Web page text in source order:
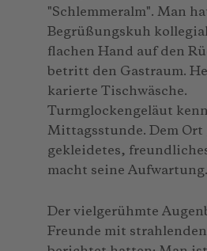
"Schlemmeralm". Man
Begrüßungskuh
flachen Hand auf den
betritt den Gastraum.
karierte Tischwäsche.
Turmglockengeläut
Mittagsstunde. Dem Ort
gekleidetes,
macht seine
Der vielgerühmte
Freunde mit